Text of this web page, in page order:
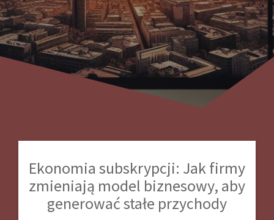
Ekonomia subskrypcji: Jak firmy
zmieniają model biznesowy, aby
generować stałe przychody